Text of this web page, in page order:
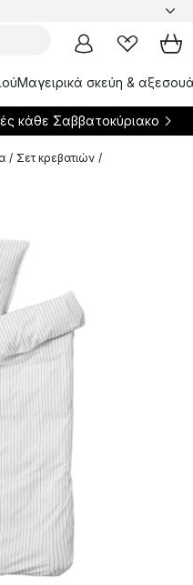
Μαγειρικά σκεύη &
κάθε Σαββατοκύριακο
/ Σετ κρεβατιών /